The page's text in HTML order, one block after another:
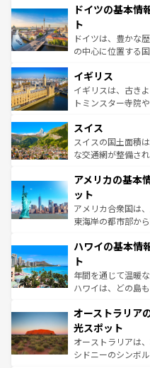
せる。地方によっ
ンテンツ一覧 を参
で、幅広い魅力が
聖堂、美しいビー
から魅了する。ま
れ、フランス料理
香り高いラベンダ
らに、パリ以外の
も豊かな歴史と文
を参照してほしい。
ドイツの基本情
ト
ドイツは、豊かな
の中心に位置する
顔を持つこの国は
ルリンの文化的活
してライン川沿い
は、お酒好きな人にはぜ
ドイツ情報はコン
イギリス
イギリスは、古き
トミンスター寺院
リアごとに異なる
ティー、ビール好
戦など、本場だか
ンツ一覧を参照し
スイス
スイスの国土面積
な交通網が整備さ
の建物がそのまま
博物館もあり、ア
ことができる。国
者向けの交通パス
着のスイス情報は
アメリカの基本
ット
アメリカ合衆国は
東海岸の都市部か
のような巨大都市
ンメントが詰まっ
西部には大自然が
ストーン国立公園
文化が魅力。旅行
しみながら、その
るだろう。車での
ならではの贅沢な旅のスタイ
情報は コンテンツ
ハワイの基本情
ト
年間を通じて温暖
ハワイは、どの島
ワイ島は見逃せな
島だが、静かな自
おすすめ。エメラ
文化や歴史が息づ
オーストラリア
光スポット
オーストラリアは
シドニーのシンボ